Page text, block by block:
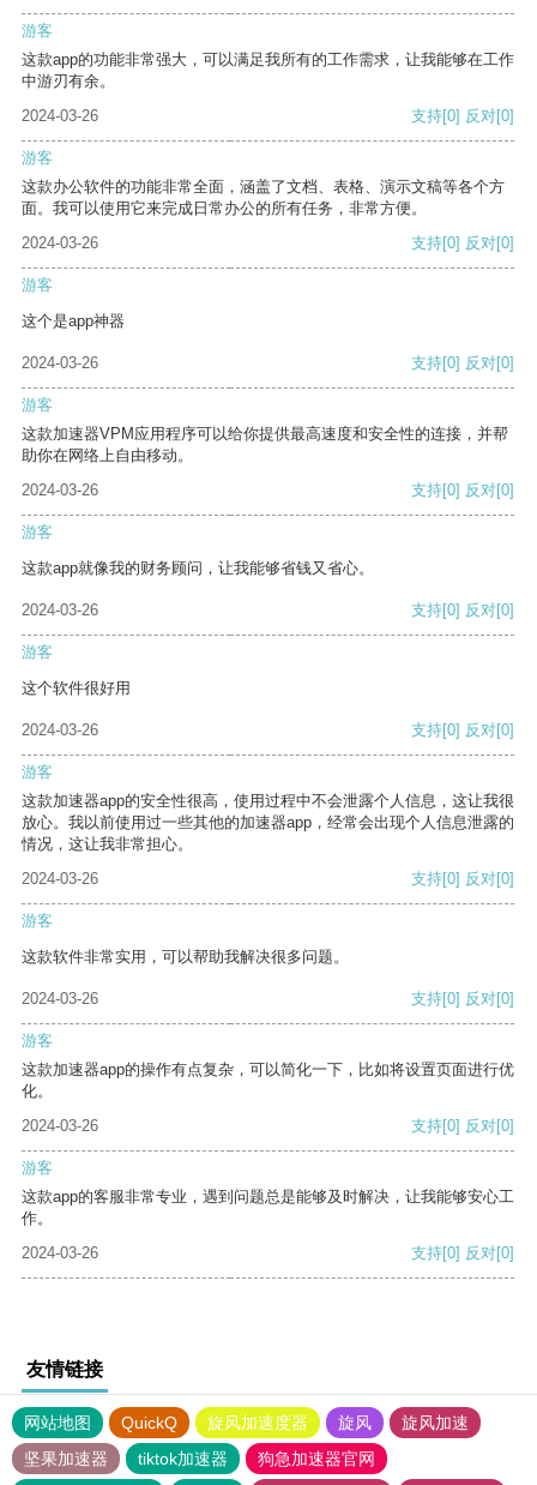
游客
这款app的功能非常强大，可以满足我所有的工作需求，让我能够在工作
中游刃有余。
2024-03-26
支持[0] 反对[0]
游客
这款办公软件的功能非常全面，涵盖了文档、表格、演示文稿等各个方
面。我可以使用它来完成日常办公的所有任务，非常方便。
2024-03-26
支持[0] 反对[0]
游客
这个是app神器
2024-03-26 支持[0] 反对[0]
游客
这款加速器VPM应用程序可以给你提供最高速度和安全性的连接，并帮
助你在网络上自由移动。
2024-03-26
支持[0] 反对[0]
游客
这款app就像我的财务顾问，让我能够省钱又省心。
2024-03-26 支持[0] 反对[0]
游客
这个软件很好用
2024-03-26 支持[0] 反对[0]
游客
这款加速器app的安全性很高，使用过程中不会泄露个人信息，这让我很
放心。我以前使用过一些其他的加速器app，经常会出现个人信息泄露的
情况，这让我非常担心。
2024-03-26
支持[0] 反对[0]
游客
这款软件非常实用，可以帮助我解决很多问题。
2024-03-26 支持[0] 反对[0]
游客
这款加速器app的操作有点复杂，可以简化一下，比如将设置页面进行优
化。
2024-03-26
支持[0] 反对[0]
游客
这款app的客服非常专业，遇到问题总是能够及时解决，让我能够安心工
作。
2024-03-26
支持[0] 反对[0]
友情链接
网站地图 QuickQ 旋风加速度器 旋风
旋风加速
坚果加速器
tiktok加速器 狗急加速器官网